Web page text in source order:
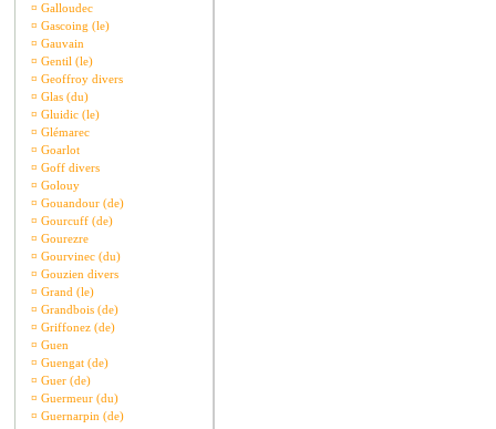
¤ Galloudec
¤ Gascoing (le)
¤ Gauvain
¤ Gentil (le)
¤ Geoffroy divers
¤ Glas (du)
¤ Gluidic (le)
¤ Glémarec
¤ Goarlot
¤ Goff divers
¤ Golouy
¤ Gouandour (de)
¤ Gourcuff (de)
¤ Gourezre
¤ Gourvinec (du)
¤ Gouzien divers
¤ Grand (le)
¤ Grandbois (de)
¤ Griffonez (de)
¤ Guen
¤ Guengat (de)
¤ Guer (de)
¤ Guermeur (du)
¤ Guernarpin (de)